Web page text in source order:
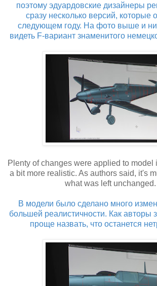
поэтому эдуардовские дизайнеры
сразу несколько версий, которые
следующем году. На фото выше и
видеть F-вариант знаменитого
Plenty of changes were applied to model
a bit more realistic. As authors said, it's
what was left unchanged.
В модели было сделано много
большей реалистичности. Как авторы
проще назвать, что останется